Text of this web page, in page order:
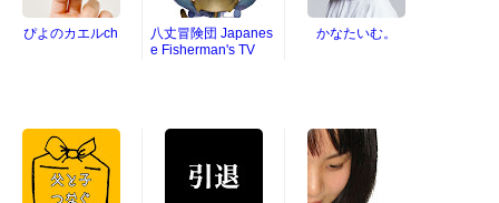
ぴよのカエルch
八丈冒険団 Japanes
e Fisherman's TV
かなたいむ。